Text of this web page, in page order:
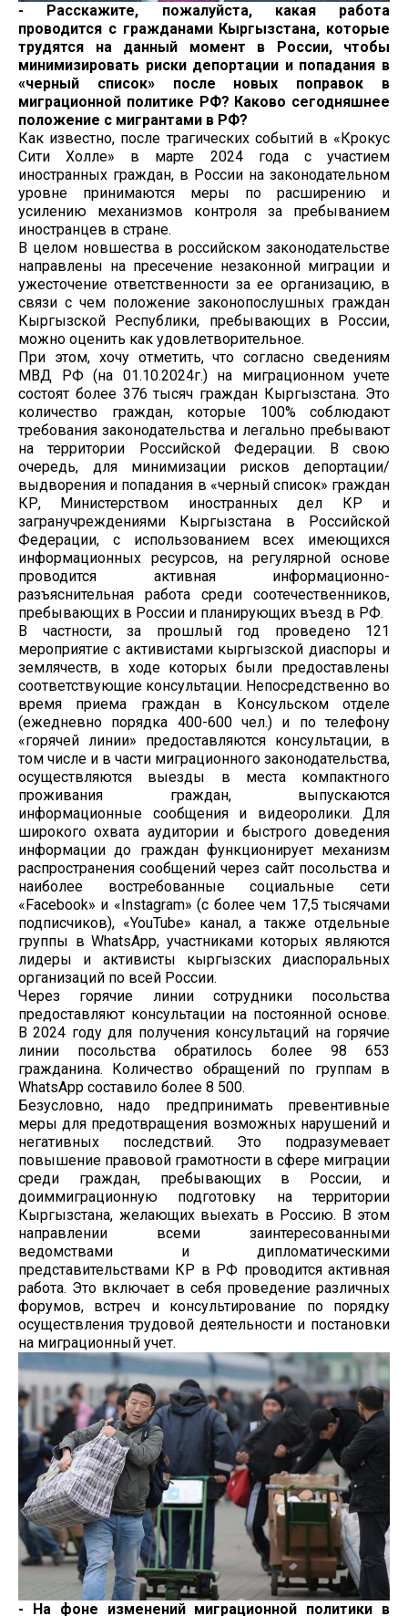
- Расскажите, пожалуйста, какая работа
проводится с гражданами Кыргызстана, которые
трудятся на данный момент в России, чтобы
минимизировать риски депортации и попадания в
«черный список» после новых поправок в
миграционной политике РФ? Каково сегодняшнее
положение с мигрантами в РФ?
Как известно, после трагических событий в «Крокус
Сити Холле» в марте 2024 года с участием
иностранных граждан, в России на законодательном
уровне принимаются меры по расширению и
усилению механизмов контроля за пребыванием
иностранцев в стране.
В целом новшества в российском законодательстве
направлены на пресечение незаконной миграции и
ужесточение ответственности за ее организацию, в
связи с чем положение законопослушных граждан
Кыргызской Республики, пребывающих в России,
можно оценить как удовлетворительное.
При этом, хочу отметить, что согласно сведениям
МВД РФ (на 01.10.2024г.) на миграционном учете
состоят более 376 тысяч граждан Кыргызстана. Это
количество граждан, которые 100% соблюдают
требования законодательства и легально пребывают
на территории Российской Федерации. В свою
очередь, для минимизации рисков депортации/
выдворения и попадания в «черный список» граждан
КР, Министерством иностранных дел КР и
загранучреждениями Кыргызстана в Российской
Федерации, с использованием всех имеющихся
информационных ресурсов, на регулярной основе
проводится активная информационно-
разъяснительная работа среди соотечественников,
пребывающих в России и планирующих въезд в РФ.
В частности, за прошлый год проведено 121
мероприятие с активистами кыргызской диаспоры и
землячеств, в ходе которых были предоставлены
соответствующие консультации. Непосредственно во
время приема граждан в Консульском отделе
(ежедневно порядка 400-600 чел.) и по телефону
«горячей линии» предоставляются консультации, в
том числе и в части миграционного законодательства,
осуществляются выезды в места компактного
проживания граждан, выпускаются
информационные сообщения и видеоролики. Для
широкого охвата аудитории и быстрого доведения
информации до граждан функционирует механизм
распространения сообщений через сайт посольства и
наиболее востребованные социальные сети
«Facebook» и «Instagram» (с более чем 17,5 тысячами
подписчиков), «YouTube» канал, а также отдельные
группы в WhatsApp, участниками которых являются
лидеры и активисты кыргызских диаспоральных
организаций по всей России.
Через горячие линии сотрудники посольства
предоставляют консультации на постоянной основе.
В 2024 году для получения консультаций на горячие
линии посольства обратилось более 98 653
гражданина. Количество обращений по группам в
WhatsApp составило более 8 500.
Безусловно, надо предпринимать превентивные
меры для предотвращения возможных нарушений и
негативных последствий. Это подразумевает
повышение правовой грамотности в сфере миграции
среди граждан, пребывающих в России, и
доиммиграционную подготовку на территории
Кыргызстана, желающих выехать в Россию. В этом
направлении всеми заинтересованными
ведомствами и дипломатическими
представительствами КР в РФ проводится активная
работа. Это включает в себя проведение различных
форумов, встреч и консультирование по порядку
осуществления трудовой деятельности и постановки
на миграционный учет.
- На фоне изменений миграционной политики в